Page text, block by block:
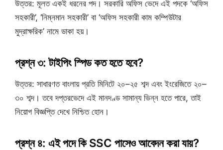
উত্তর: মূলত একই ধরনের পদ। সরকারি অফিস ভেদে এই পদকে ‘অফিস
সহকারী’, ‘নিম্নমান সহকারী’ বা ‘অফিস সহকারী কাম কম্পিউটার
মুদ্রাক্ষরিক’ নামে ডাকা হয়।
প্রশ্ন ৩: টাইপিং স্পিড কত হতে হবে?
উত্তর: সাধারণত বাংলায় প্রতি মিনিটে ২০–২৫ শব্দ এবং ইংরেজিতে ২০–
৩০ শব্দ। তবে দপ্তরভেদে এই মানদণ্ড সামান্য ভিন্ন হতে পারে, তাই
নিয়োগ বিজ্ঞপ্তি দেখে নিশ্চিত হোন।
প্রশ্ন ৪: এই পদে কি SSC পাসেও আবেদন করা যায়?